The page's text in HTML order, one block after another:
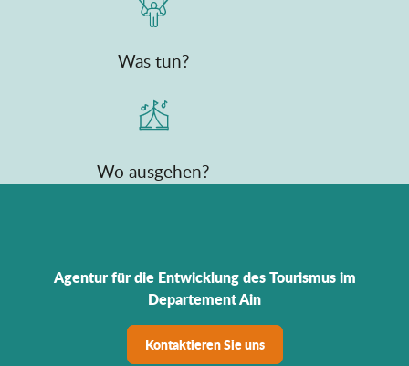
Was tun?
Wo ausgehen?
Agentur für die Entwicklung des Tourismus im
Departement Ain
Kontaktieren Sie uns